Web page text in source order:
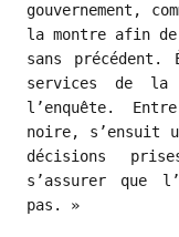
gouvernement,
la montre afin
sans précédent.
services de la
l’enquête.
noire, s’ensuit
décisions
s’assurer que
pas. »